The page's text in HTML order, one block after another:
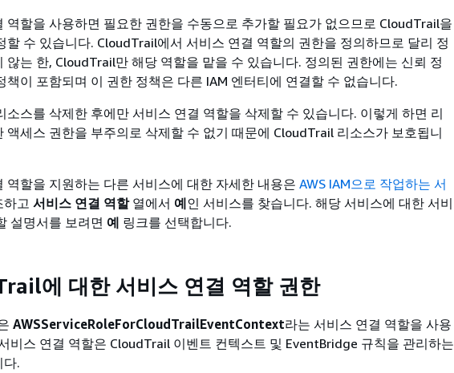
역할을 사용하면 필요한 권한을 수동으로 추가할 필요가 없으므로 CloudTrail을
할 수 있습니다. CloudTrail에서 서비스 연결 역할의 권한을 정의하므로 달리 정
않는 한, CloudTrail만 해당 역할을 맡을 수 있습니다. 정의된 권한에는 신뢰 정
책이 포함되며 이 권한 정책은 다른 IAM 엔터티에 연결할 수 없습니다.
소스를 삭제한 후에만 서비스 연결 역할을 삭제할 수 있습니다. 이렇게 하면 리
액세스 권한을 부주의로 삭제할 수 없기 때문에 CloudTrail 리소스가 보호됩니
역할을 지원하는 다른 서비스에 대한 자세한 내용은 AWS IAM으로 작업하는 서
하고 서비스 연결 역할열에서 예인 서비스를 찾습니다. 해당 서비스에 대한 서비
설명서를 보려면 예 링크를 선택합니다.
에 대한 서비스 연결 역할 권한
AWSServiceRoleForCloudTrailEventContext라는 서비스 연결 역할을 사용
비스 연결 역할은 CloudTrail 이벤트 컨텍스트 및 EventBridge 규칙을 관리하는
다.